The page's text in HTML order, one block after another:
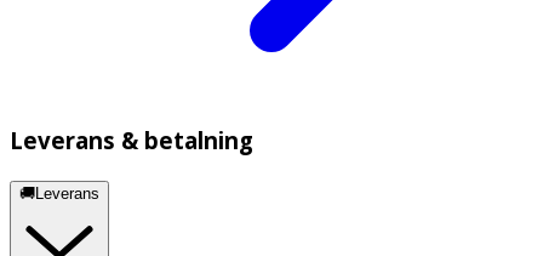
Leverans & betalning
🚚Leverans